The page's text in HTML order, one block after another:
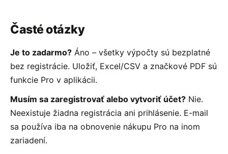
Časté otázky
Je to zadarmo? Áno – všetky výpočty sú bezplatné
bez registrácie. Uložiť, Excel/CSV a značkové PDF sú
funkcie Pro v aplikácii.
Musím sa zaregistrovať alebo vytvoriť účet? Nie.
Neexistuje žiadna registrácia ani prihlásenie. E-mail
sa používa iba na obnovenie nákupu Pro na inom
zariadení.